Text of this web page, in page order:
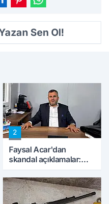
Sen Ol!
2
Faysal Acar'dan
skandal açıklamalar:
peynircilerimizi de
kıskaca aldı, müdahale
ettik'